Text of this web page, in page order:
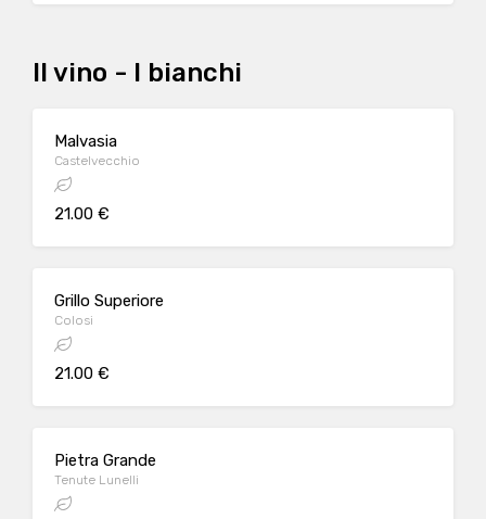
Il vino - I bianchi
Malvasia
Castelvecchio
21.00 €
Grillo Superiore
Colosi
21.00 €
Pietra Grande
Tenute Lunelli